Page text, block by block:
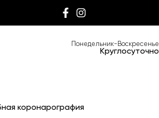
Понедельник-Воскресенье
Круглосуточно
коронарография